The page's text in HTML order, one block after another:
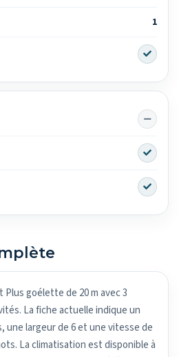
1
Yes
No
Yes
Yes
goélette de 20 m avec 3
La fiche actuelle indique un
une largeur de 6 et une vitesse de
La climatisation est disponible à